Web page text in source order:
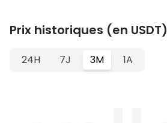
Prix historiques (en USDT)
24H 7J 3M 1A